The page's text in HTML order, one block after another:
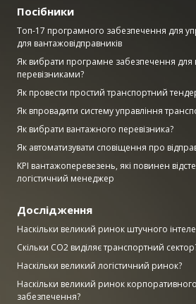
Посібники
Топ-17 програмного забезпечення для
для вантажовідправників
Як вибрати програмне забезпечення для
перевізниками?
Як провести простий транспортний
Як впровадити систему управління
Як вибрати вантажного перевізника?
Як автоматизувати сповіщення про
KPI вантажоперевезень, які повинен
логістичний менеджер
Дослідження
Наскільки великий ринок штучного
Скільки CO2 виділяє транспортний
Наскільки великий логістичний ринок?
Наскільки великий ринок
забезпечення?